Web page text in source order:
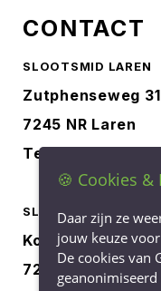
CONTACT
SLOOTSMID LAREN
Zutphenseweg 31
7245 NR Laren
Tel.
SLOOTSMID
Korenbree 40a
7271 LH Borculo
🍪 Cookies
Daar zijn ze
jouw keuze
De cookies van